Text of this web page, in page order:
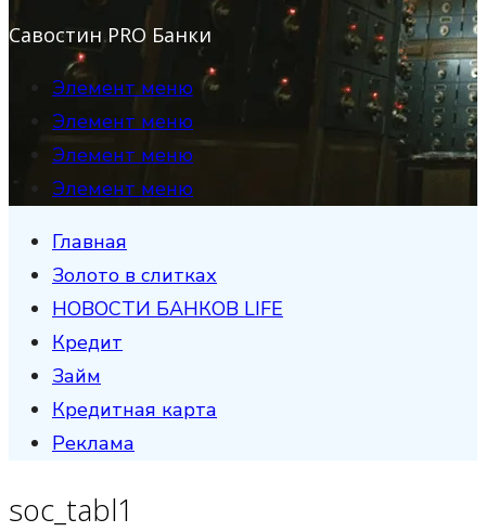
Савостин PRO Банки
Элемент меню
Элемент меню
Элемент меню
Элемент меню
Главная
Золото в слитках
НОВОСТИ БАНКОВ LIFE
Кредит
Займ
Кредитная карта
Реклама
soc_tabl1